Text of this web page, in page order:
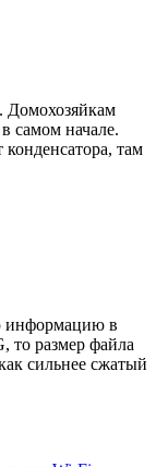
Домохозяйкам
самом начале.
там
информацию в
то размер файла
сильнее сжатый